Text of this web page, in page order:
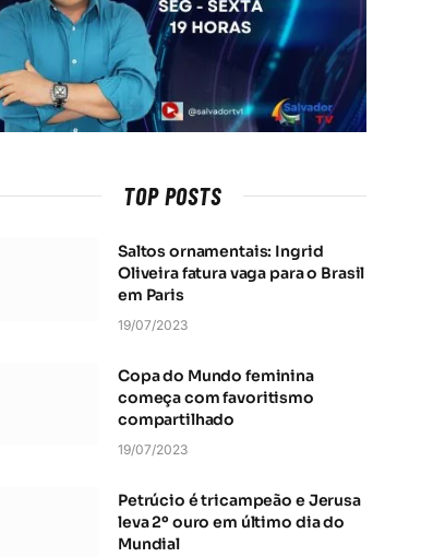
TOP POSTS
Saltos ornamentais: Ingrid
Oliveira fatura vaga para o Brasil
em Paris
19/07/2023
Copa do Mundo feminina
começa com favoritismo
compartilhado
19/07/2023
Petrúcio é tricampeão e Jerusa
leva 2º ouro em último dia do
Mundial